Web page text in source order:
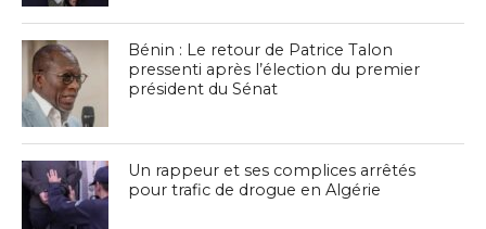
Bénin : Le retour de Patrice Talon
pressenti après l’élection du premier
président du Sénat
Un rappeur et ses complices arrêtés
pour trafic de drogue en Algérie